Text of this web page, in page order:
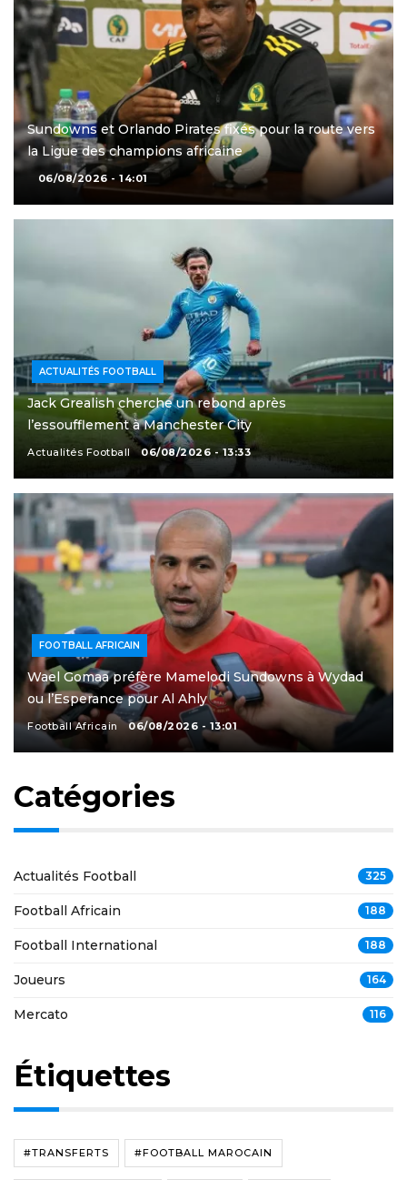
Sundowns et Orlando Pirates fixés pour la route vers
la Ligue des champions africaine
06/08/2026 - 14:01
ACTUALITÉS FOOTBALL
Jack Grealish cherche un rebond après
l’essoufflement à Manchester City
Actualités Football 06/08/2026 - 13:33
FOOTBALL AFRICAIN
Wael Gomaa préfère Mamelodi Sundowns à Wydad
ou l’Esperance pour Al Ahly
Football Africain 06/08/2026 - 13:01
Catégories
Actualités Football 325
Football Africain 188
Football International 188
Joueurs 164
Mercato 116
Étiquettes
#TRANSFERTS #FOOTBALL MAROCAIN